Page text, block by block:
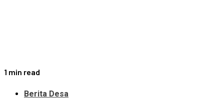
1 min read
Berita Desa